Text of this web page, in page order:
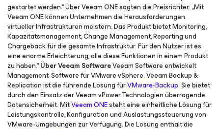
gestartet werden.“ Über Veeam ONE sagten die Preisrichter: „Mit
Veeam ONE können Unternehmen die Herausforderungen
virtueller Infrastrukturen meistern. Das Produkt bietet Monitoring,
Kapazitätsmanagement, Change Management, Reporting und
Chargeback für die gesamte Infrastruktur. Für den Nutzer ist es
eine enorme Erleichterung, alle diese Funktionen in einem Produkt
zu haben.“Über Veeam SoftwareVeeam Software entwickelt
Management-Software für VMware vSphere. Veeam Backup &
Replication ist die führende Lösung fürVMware-Backup. Sie bietet
durch den Einsatz der Veeam vPower Technologien überragende
Datensicherheit. MitVeeam ONEsteht eine einheitliche Lösung für
Leistungskontrolle, Konfiguration und Auslastungssteuerung von
VMware-Umgebungen zur Verfügung. Die Lösung enthält die